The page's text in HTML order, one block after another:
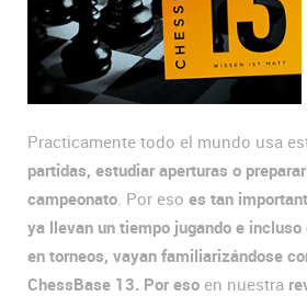
Practicamente todo el mundo usa
partidas, estudiar aperturas o
campeonato . Por eso es tan
ya llevan un tiempo jugando e
en torneos, vayan familiarizándose
ChessBase 13. Por eso en nuestra